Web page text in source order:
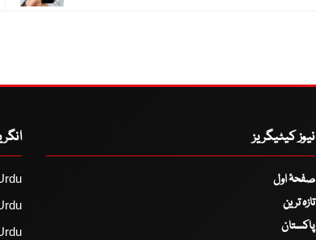
نیوز کیٹیگریز
صفحۂ اول
تازہ ترین
پاکستان